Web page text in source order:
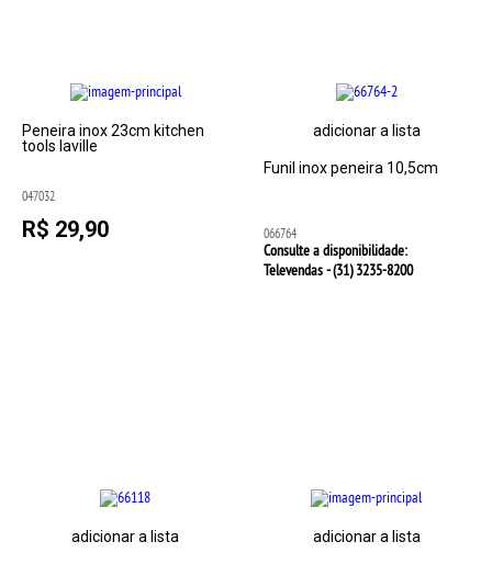
Peneira inox 23cm kitchen
tools laville
047032
R$ 29,90
adicionar a lista
Funil inox peneira 10,5cm
066764
Consulte a disponibilidade:
Televendas - (31)3235-8200
adicionar a lista adicionar a lista